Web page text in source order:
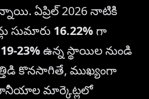
ఏప్రిల్ 2026 నాటికి
సుమారు 16.22%గా
19-23%ఉన్న స్థాయిల నుండి
కొనసాగితే, ముఖ్యంగా
పానీయాల మార్కెట్లలో